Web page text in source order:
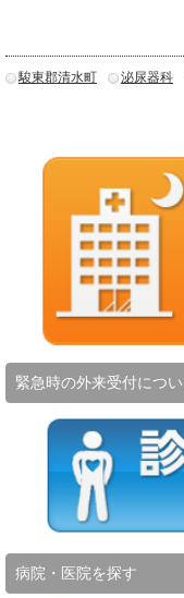
駿東郡清水町 泌尿器科
緊急時の外来受付につい
病院・医院を探す